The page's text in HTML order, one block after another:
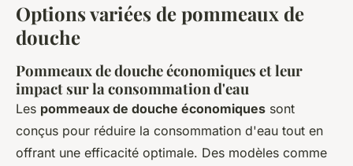
Options variées de pommeaux de
douche
Pommeaux de douche économiques et leur
impact sur la consommation d'eau
Les pommeaux de douche économiques sont
conçus pour réduire la consommation d'eau tout en
offrant une efficacité optimale. Des modèles comme